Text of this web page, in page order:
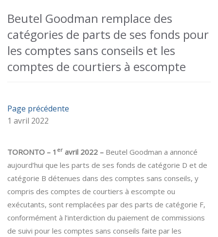
Beutel Goodman remplace des
catégories de parts de ses fonds pour
les comptes sans conseils et les
comptes de courtiers à escompte
Page précédente
1 avril 2022
TORONTO – 1 er avril 2022 – Beutel Goodman a annoncé
aujourd’hui que les parts de ses fonds de catégorie D et de
catégorie B détenues dans des comptes sans conseils, y
compris des comptes de courtiers à escompte ou
exécutants, sont remplacées par des parts de catégorie F,
conformément à l’interdiction du paiement de commissions
de suivi pour les comptes sans conseils faite par les